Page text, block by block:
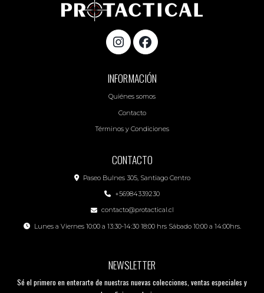
INFORMACIÓN
Quiénes somos
Contacto
Términos y Condiciones
CONTACTO
Paseo Bulnes 305, Santiago Centro
+56984339230
contacto@protactical.cl
Lunes a Viernes 10:00 a 13:30-14:30 18:00 hrs Sábado 10:00 a 14:00hrs.
NEWSLETTER
Sé el primero en enterarte de nuestras nuevas colecciones, ventas especiales y